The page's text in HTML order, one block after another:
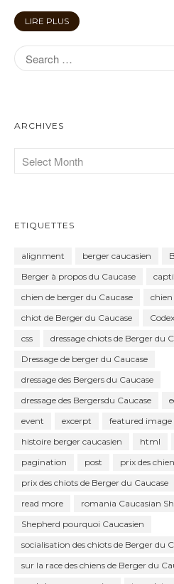
LIRE PLUS
ARCHIVES
ETIQUETTES
alignment berger caucasien
Berger à propos du Caucase
chien de berger du Caucase
chien
chiot de Berger du Caucase
Codex
css
dressage chiots de Berger du
Dressage de berger du Caucase
dressage des Bergers du Caucase
dressage des Bergersdu Caucase
event
excerpt featured image
histoire berger caucasien
html
pagination
post
prix des
prix des chiots de Berger du Caucase
read more
romania Caucasian
Shepherd pourquoi Caucasien
socialisation des chiots de Berger du
sur la race des chiens de Berger du